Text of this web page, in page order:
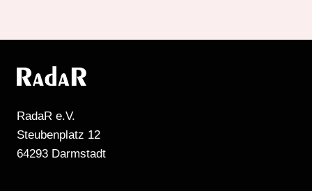
RadaR e.V.
Steubenplatz 12
64293 Darmstadt